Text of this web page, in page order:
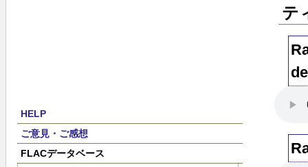
HELP
ご意見・ご感想
FLACデータベース
テ